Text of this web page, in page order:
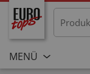
MENÜ